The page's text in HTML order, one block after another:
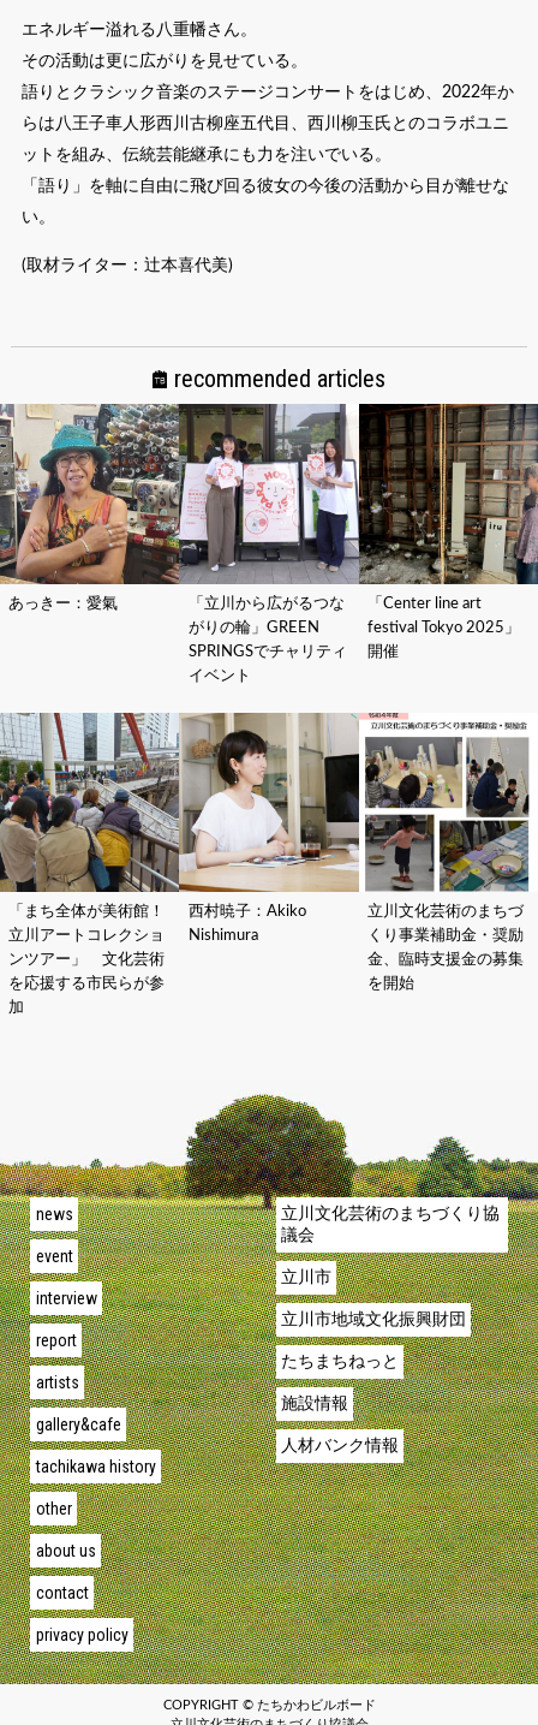
エネルギー溢れる八重幡さん。
その活動は更に広がりを見せている。
語りとクラシック音楽のステージコンサートをはじめ、2022年か
らは八王子車人形西川古柳座五代目、西川柳玉氏とのコラボユニ
ットを組み、伝統芸能継承にも力を注いでいる。
「語り」を軸に自由に飛び回る彼女の今後の活動から目が離せな
い。
(取材ライター：辻本喜代美)
recommended articles
あっきー：愛氣
「立川から広がるつな
がりの輪」GREEN
SPRINGSでチャリティ
イベント
「Center line art
festival Tokyo 2025」
開催
「まち全体が美術館！
立川アートコレクショ
ンツアー」 文化芸術
を応援する市民らが参
加
西村暁子：Akiko
Nishimura
立川文化芸術のまちづ
くり事業補助金・奨励
金、臨時支援金の募集
を開始
news
event
interview
report
artists
gallery&cafe
tachikawa history
other
about us
contact
privacy policy
立川文化芸術のまちづくり協
議会
立川市
立川市地域文化振興財団
たちまちねっと
施設情報
人材バンク情報
COPYRIGHT © たちかわビルボード